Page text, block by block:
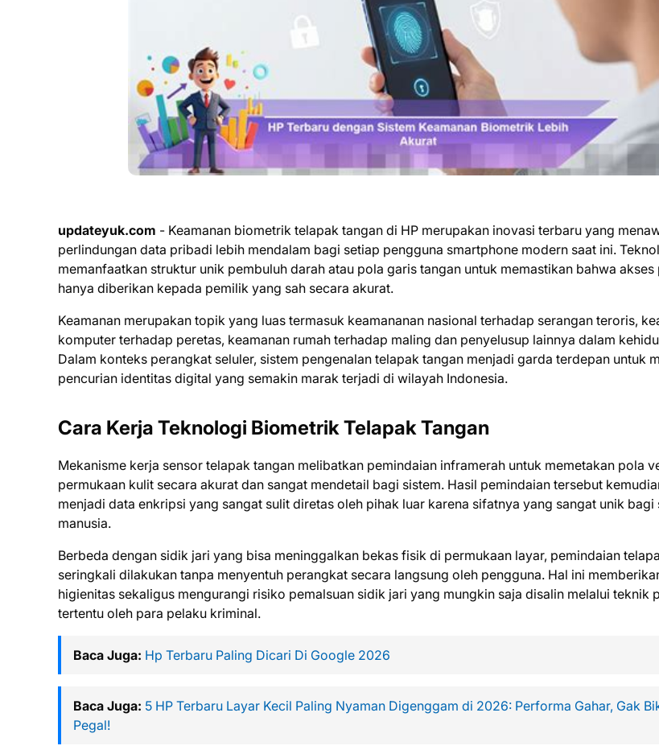
updateyuk.com - Keamanan biometrik telapak tangan di HP merupakan inovasi terbaru yang
perlindungan data pribadi lebih mendalam bagi setiap pengguna smartphone modern saat ini.
memanfaatkan struktur unik pembuluh darah atau pola garis tangan untuk memastikan bahwa
hanya diberikan kepada pemilik yang sah secara akurat.
Keamanan merupakan topik yang luas termasuk keamananan nasional terhadap serangan teroris,
komputer terhadap peretas, keamanan rumah terhadap maling dan penyelusup lainnya dalam
Dalam konteks perangkat seluler, sistem pengenalan telapak tangan menjadi garda terdepan untuk
pencurian identitas digital yang semakin marak terjadi di wilayah Indonesia.
Cara Kerja Teknologi Biometrik Telapak Tangan
Mekanisme kerja sensor telapak tangan melibatkan pemindaian inframerah untuk memetakan pola
permukaan kulit secara akurat dan sangat mendetail bagi sistem. Hasil pemindaian tersebut
menjadi data enkripsi yang sangat sulit diretas oleh pihak luar karena sifatnya yang sangat unik
manusia.
Berbeda dengan sidik jari yang bisa meninggalkan bekas fisik di permukaan layar, pemindaian
seringkali dilakukan tanpa menyentuh perangkat secara langsung oleh pengguna. Hal ini
higienitas sekaligus mengurangi risiko pemalsuan sidik jari yang mungkin saja disalin melalui teknik
tertentu oleh para pelaku kriminal.
Baca Juga: Hp Terbaru Paling Dicari Di Google 2026
Baca Juga: 5 HP Terbaru Layar Kecil Paling Nyaman Digenggam di 2026: Performa Gahar, Gak
Pegal!